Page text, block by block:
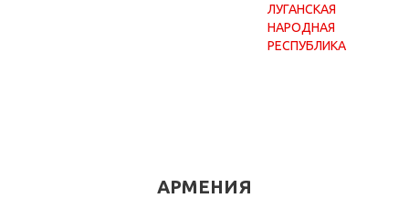
ЛУГАНСКАЯ
НАРОДНАЯ
РЕСПУБЛИКА
АРМЕНИЯ